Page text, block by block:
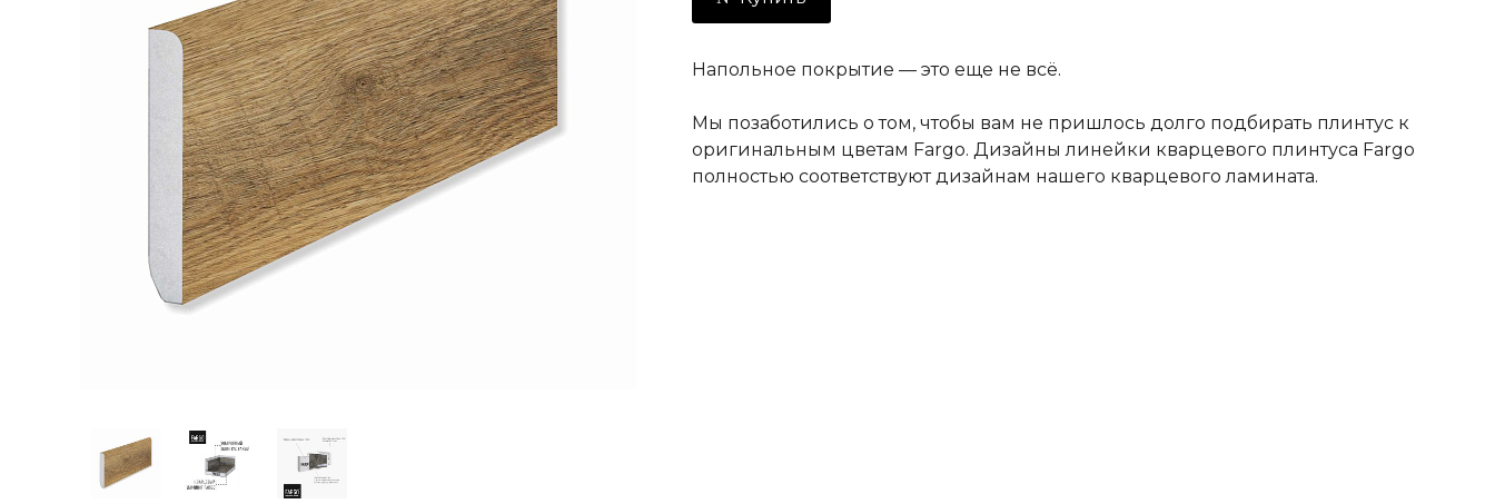
Напольное покрытие — это еще не всё.
Мы позаботились о том, чтобы вам не пришлось долго подбирать плинтус к
оригинальным цветам Fargo. Дизайны линейки кварцевого плинтуса Fargo
полностью соответствуют дизайнам нашего кварцевого ламината.